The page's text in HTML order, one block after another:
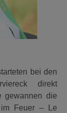
bei den
direkt
gewannen die
Feuer – Le